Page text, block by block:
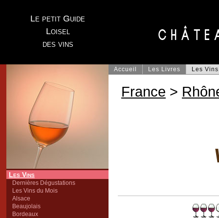
Le petit Guide
Loisel
des vins
Les Vins
Dernières Dégustations
Les Vins du Mois
Alsace
Beaujolais
Bordeaux
Accueil Les Livres Les Vins
France >